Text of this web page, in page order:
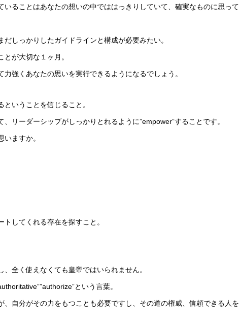
いることはあなたの想いの中でははっきりしていて、確実なものに思って
しっかりしたガイドラインと構成が必要みたい。
が大切な１ヶ月。
強くあなたの思いを実行できるようになるでしょう。
いうことを信じること。
リーダーシップがしっかりとれるように”empower”することです。
ますか。
してくれる存在を探すこと。
全く使えなくても皇帝ではいられません。
という言葉。
、自分がその力をもつことも必要ですし、その道の権威、信頼できる人を